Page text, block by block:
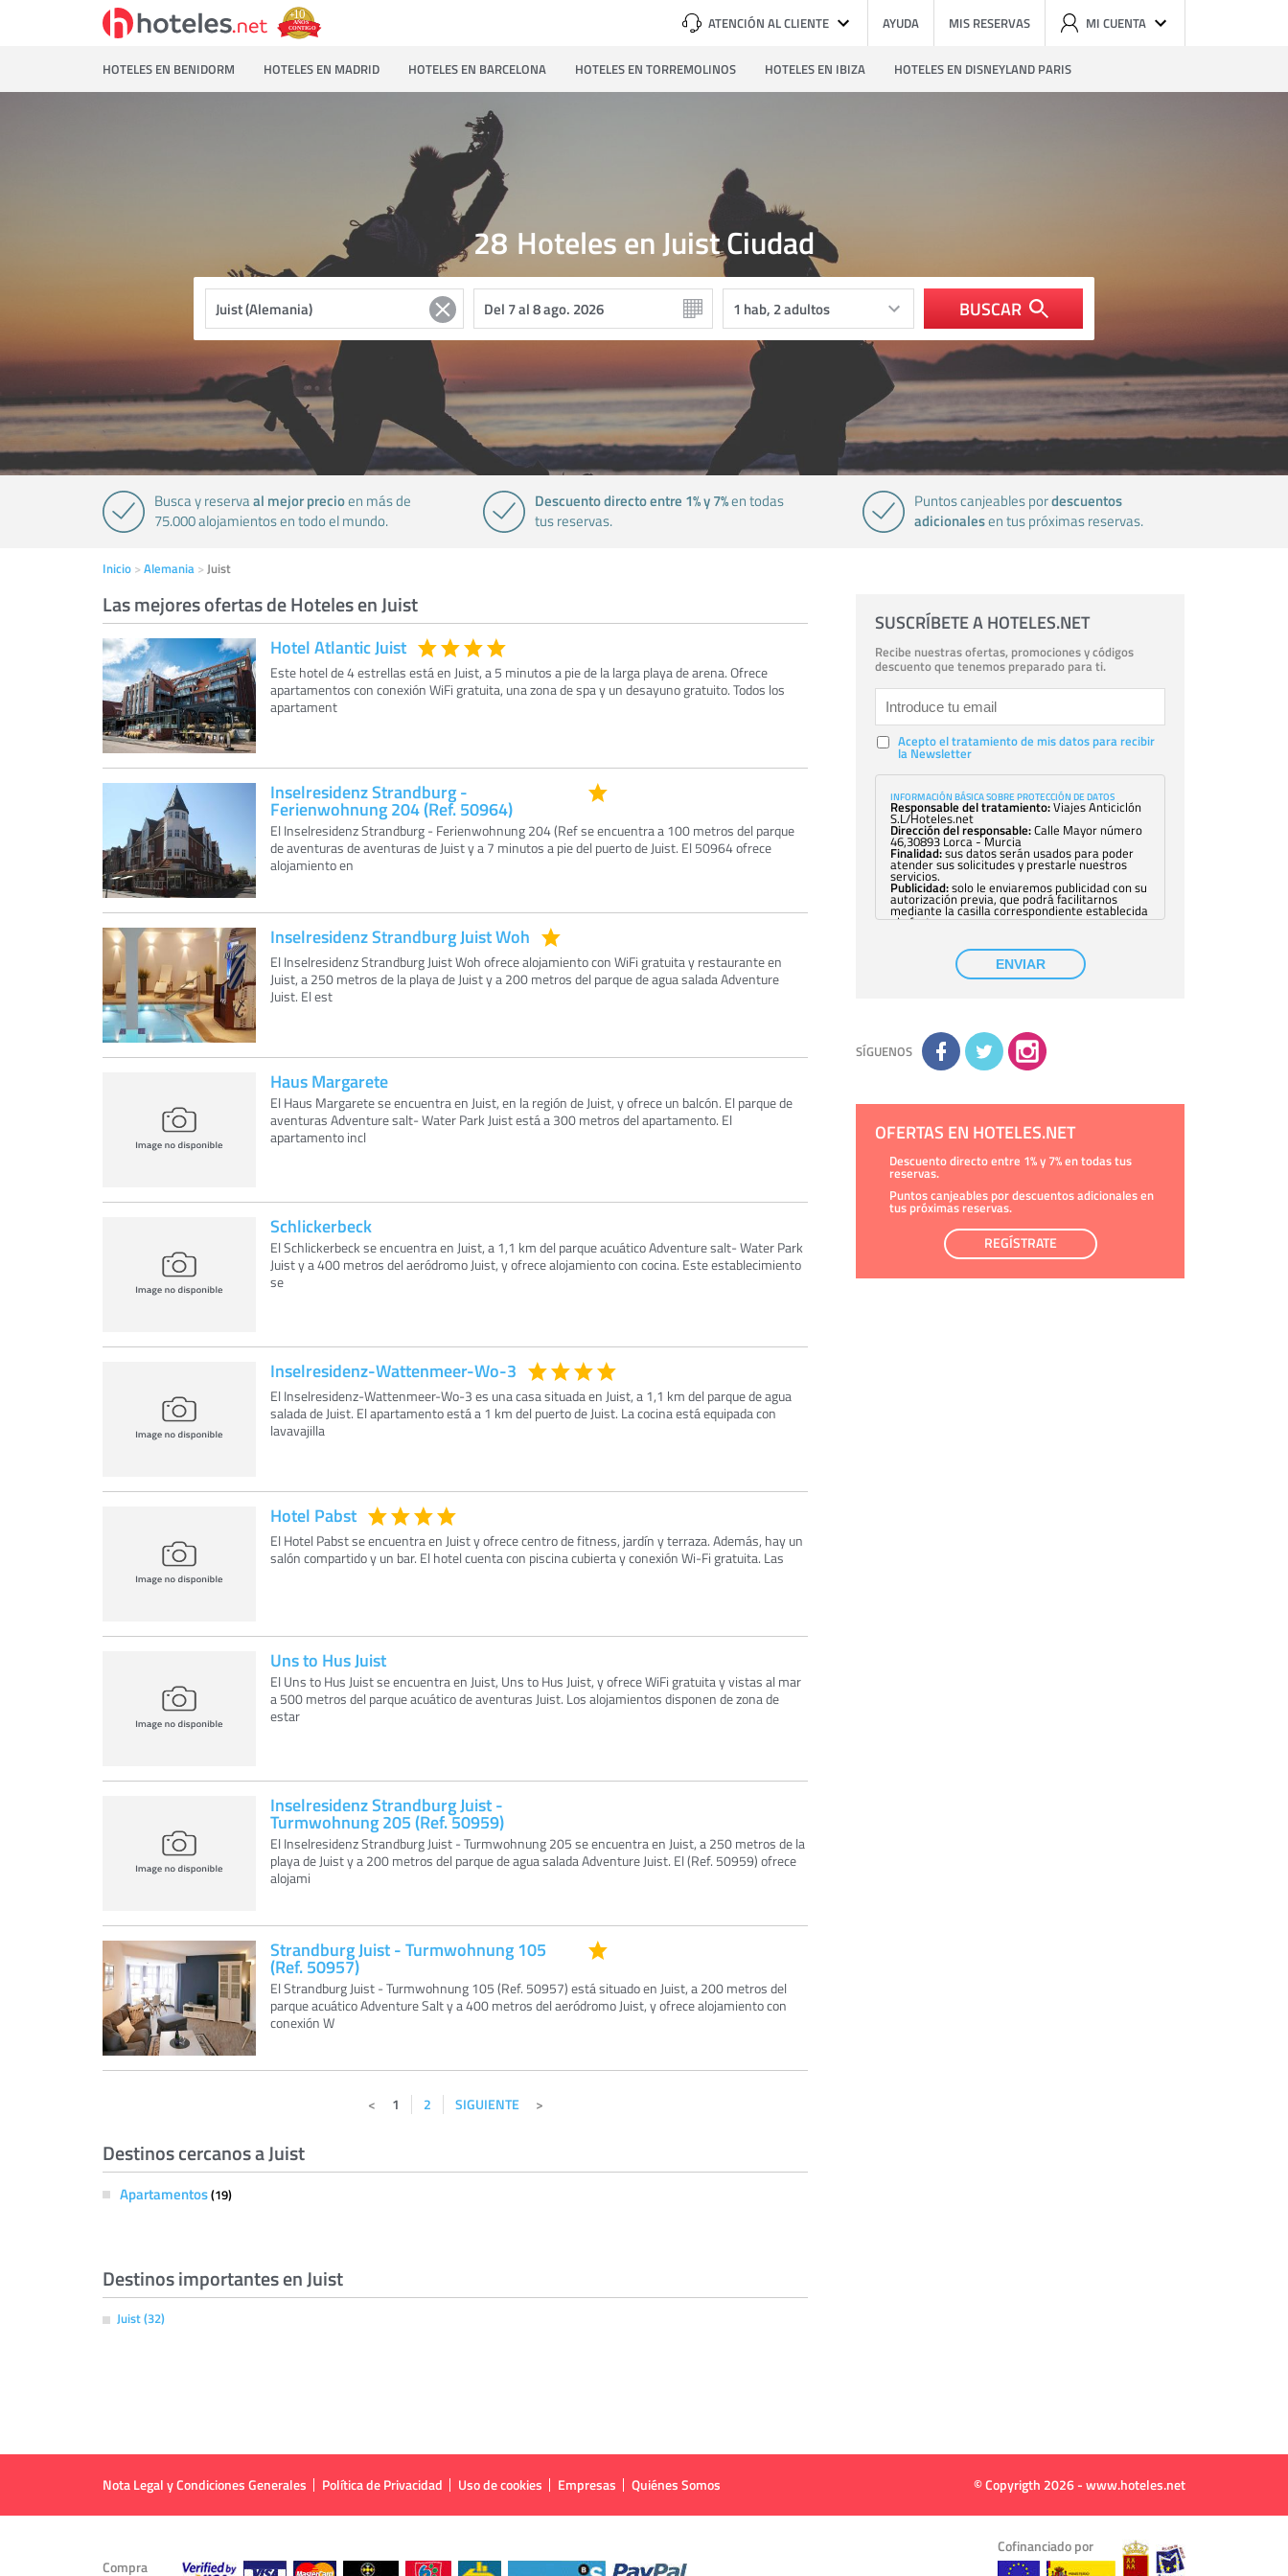
ATENCIÓN AL CLIENTE AYUDA MIS RESERVAS MI CUENTA
HOTELES EN BENIDORM HOTELES EN MADRID HOTELES EN BARCELONA HOTELES EN TORREMOLINOS HOTELES EN IBIZA HOTELES EN DISNEYLAND PARIS
Hoteles en Juist Ciudad
28
BUSCAR
Busca y reservaal mejor precioen más de
75.000 alojamientos en todo el mundo.
Descuento directo entre 1% y 7%en todas
tus reservas.
Puntos canjeables pordescuentos
adicionalesen tus próximas reservas.
Inicio Alemania Juist
Las mejores ofertas de Hoteles en Juist
Hotel Atlantic Juist
Este hotel de 4 estrellas está en Juist, a 5 minutos a pie de la larga playa de arena. Ofrece
apartamentos con conexión WiFi gratuita, una zona de spa y un desayuno gratuito. Todos los
apartament
Inselresidenz Strandburg -
Ferienwohnung 204 (Ref. 50964)
El Inselresidenz Strandburg - Ferienwohnung 204 (Ref se encuentra a 100 metros del parque
de aventuras de aventuras de Juist y a 7 minutos a pie del puerto de Juist. El 50964 ofrece
alojamiento en
Inselresidenz Strandburg Juist Woh
El Inselresidenz Strandburg Juist Woh ofrece alojamiento con WiFi gratuita y restaurante en
Juist, a 250 metros de la playa de Juist y a 200 metros del parque de agua salada Adventure
Juist. El est
Haus Margarete
El Haus Margarete se encuentra en Juist, en la región de Juist, y ofrece un balcón. El parque de
aventuras Adventure salt- Water Park Juist está a 300 metros del apartamento. El
apartamento incl
Schlickerbeck
El Schlickerbeck se encuentra en Juist, a 1,1 km del parque acuático Adventure salt- Water Park
Juist y a 400 metros del aeródromo Juist, y ofrece alojamiento con cocina. Este establecimiento
se
Inselresidenz-Wattenmeer-Wo-3
El Inselresidenz-Wattenmeer-Wo-3 es una casa situada en Juist, a 1,1 km del parque de agua
salada de Juist. El apartamento está a 1 km del puerto de Juist. La cocina está equipada con
lavavajilla
Hotel Pabst
El Hotel Pabst se encuentra en Juist y ofrece centro de fitness, jardín y terraza. Además, hay un
salón compartido y un bar. El hotel cuenta con piscina cubierta y conexión Wi-Fi gratuita. Las
Uns to Hus Juist
El Uns to Hus Juist se encuentra en Juist, Uns to Hus Juist, y ofrece WiFi gratuita y vistas al mar
a 500 metros del parque acuático de aventuras Juist. Los alojamientos disponen de zona de
estar
Inselresidenz Strandburg Juist -
Turmwohnung 205 (Ref. 50959)
El Inselresidenz Strandburg Juist - Turmwohnung 205 se encuentra en Juist, a 250 metros de la
playa de Juist y a 200 metros del parque de agua salada Adventure Juist. El (Ref. 50959) ofrece
alojami
Strandburg Juist - Turmwohnung 105
(Ref. 50957)
El Strandburg Juist - Turmwohnung 105 (Ref. 50957) está situado en Juist, a 200 metros del
parque acuático Adventure Salt y a 400 metros del aeródromo Juist, y ofrece alojamiento con
conexión W
1 2 SIGUIENTE
Destinos cercanos a Juist
Apartamentos(19)
Destinos importantes en Juist
Juist (32)
SUSCRÍBETE A HOTELES.NET
Recibe nuestras ofertas, promociones y códigos
descuento que tenemos preparado para ti.
Acepto el tratamiento de mis datos para recibir
la Newsletter
INFORMACIÓN BÁSICA SOBRE PROTECCIÓN DE DATOS
Responsable del tratamiento:Viajes Anticiclón
S.L/Hoteles.net
Dirección del responsable:Calle Mayor número
46,30893 Lorca - Murcia
Finalidad:sus datos serán usados para poder
atender sus solicitudes y prestarle nuestros
servicios.
Publicidad:solo le enviaremos publicidad con su
autorización previa, que podrá facilitarnos
mediante la casilla correspondiente establecida
al efecto.
con su consentimiento previo, que podrá
facilitarnos mediante la casilla correspondiente
establecida al efecto.
Destinatarios:con carácter general, sólo el
Derechos:tiene derecho a saber qué
información tenemos sobre usted, corregirla y
eliminarla, tal y como se explica en la
información adicional disponible en nuestra
la información adicional y detallada sobre cómo
ENVIAR
SÍGUENOS
OFERTAS EN HOTELES.NET
Descuento directo entre 1% y 7% en todas tus
reservas.
Puntos canjeables por descuentos adicionales en
tus próximas reservas.
REGÍSTRATE
Nota Legal y Condiciones Generales Política de Privacidad Uso de cookies Empresas Quiénes Somos © Copyrigth 2026 - www.hoteles.net
Compra
Cofinanciado por